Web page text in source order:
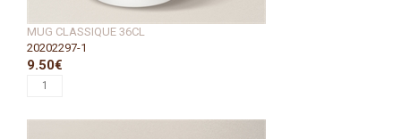
MUG CLASSIQUE 36CL
20202297-1
9.50€